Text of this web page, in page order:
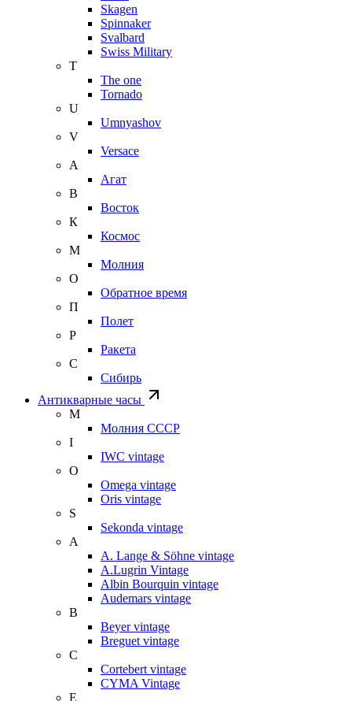
Skagen
Spinnaker
Svalbard
Swiss Military
T
The one
Tornado
U
Umnyashov
V
Versace
А
Агат
В
Восток
К
Космос
М
Молния
О
Обратное время
П
Полет
Р
Ракета
С
Сибирь
Антикварные часы
М
Молния СССР
I
IWC vintage
O
Omega vintage
Oris vintage
S
Sekonda vintage
A
A. Lange & Söhne vintage
A.Lugrin Vintage
Albin Bourquin vintage
Audemars vintage
B
Beyer vintage
Breguet vintage
C
Cortebert vintage
CYMA Vintage
E